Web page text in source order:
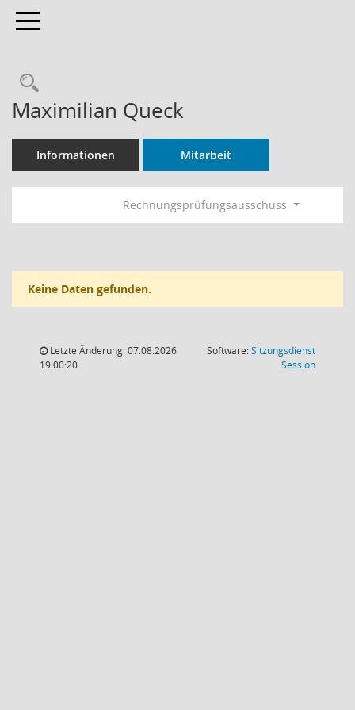
Toggle navigation
Rechercheauswahl
Maximilian Queck
Informationen Mitarbeit
Rechnungsprüfungsausschuss
Keine Daten gefunden.
Letzte Änderung: 07.08.2026
19:00:20
Software:Sitzungsdienst
Session(Wird in